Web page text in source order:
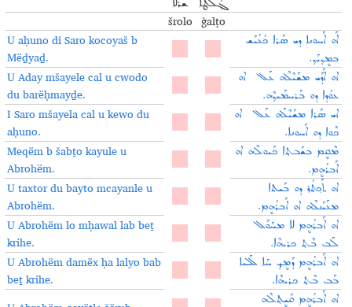
ܫܪܳܠܐ ܓ݂ܰܠܛܐ
šrolo ġalṭo
U aḥuno di Saro kocoyaš b
Mëḏyaḏ.
ܐܰܘ ܐܰܚܘܢܐ ܕܝ ܣܰܪܐ ܟܳܥܳܝܰܫ
ܒܡܷܕ݂ܝܰܕ݂.
U Aday mšayele cal u cwodo
du barёḥmayḏe.
ܐܘ ܐܰܕܰܝ ܡܫܰܝܶܠܶܗ ܥܰܠ ܐܘ
ܥܘܳܕܐ ܕܘ ܒܰܪܚܡܰܝܕ݂ܶܗ.
I Saro mšayela cal u kewo du
aḥuno.
ܐܝ ܣܰܪܐ ܡܫܰܝܶܠܰܗ ܥܰܠ ܐܘ
ܟܶܘܐ ܕܘ ܐܰܚܘܢܐ.
Meqëm b šabṯo kayule u
Abrohëm.
ܡܶܩܷܡ ܒܫܰܒܬ݂ܐ ܟܰܝܘܠܶܗ ܐܘ
ܐܰܒܪܳܗܷܡ.
U taxtor du bayto mcayanle u
Abrohëm.
ܐܘ ܬܰܟ݂ܬܳܪ ܕܘ ܒܰܝܬܐ
ܡܥܰܝܰܢܠܶܗ ܐܘ ܐܰܒܪܳܗܷܡ.
U Abrohëm lo mḥawal lab beṯ
krihe.
ܐܘ ܐܰܒܪܳܗܷܡ ܠܐ ܡܚܰܘܰܠ
ܠܰܒ ܒܶܬ݂ ܟܪܝܗܶܐ.
U Abrohëm damëx ḥa lalyo bab
beṯ krihe.
ܐܘ ܐܰܒܪܳܗܷܡ ܕܰܡܷܟ݂ ܚܰܐ ܠܰܠܝܐ
ܒܰܒ ܒܶܬ݂ ܟܪܝܗܶܐ.
ܐܘ ܐܰܒܪܳܗܷܡ ܩܰܝܷܬ݂ܠܶܗ